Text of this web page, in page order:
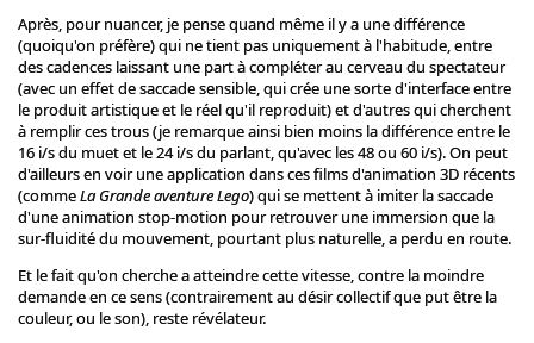
Après, pour nuancer, je pense quand même il y a une différence
(quoiqu'on préfère) qui ne tient pas uniquement à l'habitude, entre
des cadences laissant une part à compléter au cerveau du spectateur
(avec un effet de saccade sensible, qui crée une sorte d'interface entre
le produit artistique et le réel qu'il reproduit) et d'autres qui cherchent
à remplir ces trous (je remarque ainsi bien moins la différence entre le
16 i/s du muet et le 24 i/s du parlant, qu'avec les 48 ou 60 i/s). On peut
d'ailleurs en voir une application dans ces films d'animation 3D récents
(commeLa Grande aventure Lego) qui se mettent à imiter la saccade
d'une animation stop-motion pour retrouver une immersion que la
sur-fluidité du mouvement, pourtant plus naturelle, a perdu en route.
Et le fait qu'on cherche a atteindre cette vitesse, contre la moindre
demande en ce sens (contrairement au désir collectif que put être la
couleur, ou le son), reste révélateur.